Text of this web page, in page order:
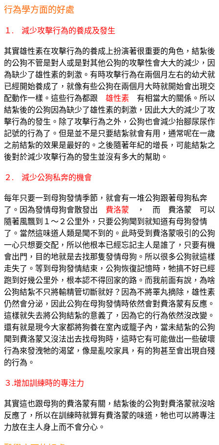
行為學方面的好處
１. 減少攻擊行為的養成及發生
其實雄性素在攻擊行為的養成上扮演著很重要的角色，結紮後
的公狗不管是對人或是對其他公狗的攻擊性會大大的減少，因
為缺少了雄性素的刺激。有時攻擊行為在兩個月左右的幼犬就
已經開始養成了，就像有些公狗在兩個月大時就開始會出現交
配動作一樣。這些行為都跟 雄性素 有相當大的關係。所以
結紮後的公狗因為缺少了雄性素的刺激，因此大大的減少了攻
擊行為的發生。除了攻擊行為之外，公狗也會減少抬腳尿尿作
記號的行為了。但是並不是只要結紮就會有用，通常呢在一歲
之前結紮的效果是最好的。之後隨著年紀的增長，可能結紮之
後對於減少攻擊行為的發生並沒有多大的幫助。
２. 減少公狗私奔的機會
每年只要一到母狗發情季節，就會有一堆公狗跟著母狗私奔
了。因為發情母狗會散發出 費洛蒙 ， 而 費洛蒙 可以
隨著風飄到１～２公里外，只要公狗聞到就知道有母狗發情
了。當然這味道人類是聞不到的。此時受到費洛蒙吸引的公狗
一心只想要交配，所以他根本已經忘記主人是誰了，只要有機
會出門，目的地就是去找那隻發情母狗。所以很多公狗就這樣
走失了。等到母狗發情結束，公狗恢復記憶時，牠搞不好已經
跑到好幾公里外，根本認不得回家的路。而我前面有說，為啥
公狗結紮不只將輸精管切斷就好？因為不將睪丸摘除，雄性素
仍然會分泌，因此公狗在母狗發情時依然會對費洛蒙有反應。
這樣就失去將公狗結紮的意義了，因為它的行為依然沒改變。
還有就是現今大家都將狗養在室內或籠子內，當未結紮的公狗
聞到費洛蒙又沒法出去找母狗時，這時它有可能做出一些破壞
行為來發洩牠的渴望，像是亂咬家具，有的狗甚至會出現自殘
的行為。
３.增加訓練時的專注力
其實這也跟母狗的費洛蒙有關，結紮後的公狗對費洛蒙就沒啥
反應了，所以在訓練時就算有費洛蒙的味道，牠也可以將專注
力放在主人身上而不會分心。